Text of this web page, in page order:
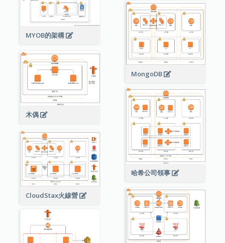
MYOB的架構
MongoDB
木偶
哈希公司領事
CloudStax火線營